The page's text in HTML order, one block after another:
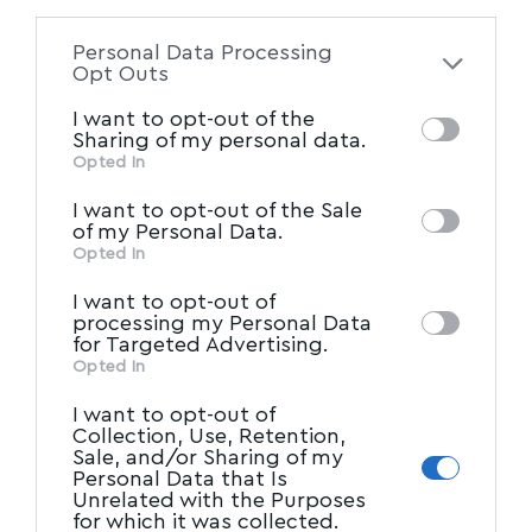
of the further disclosure of your personal
of downstream participants. This
information may also be disclosed by us to
Participantsthat may further disclose it to
other third parties.
Personal Data Processing
Opt Outs
I want to opt-out of the
Sharing of my personal data.
Opted In
I want to opt-out of the Sale
of my Personal Data.
Opted In
I want to opt-out of
processing my Personal Data
for Targeted Advertising.
Opted In
I want to opt-out of
Collection, Use, Retention,
Sale, and/or Sharing of my
Personal Data that Is
Unrelated with the Purposes
for which it was collected.
άτομα που χρήζουν ιατρικής βοήθειας
Ο Ιατρικός Σύλλογος Μαγνησίας λόγω της
παρούσας έκτακτης κατάστασης στην οποία
Newsroom 11/09/2023
ΤΟΠΙΚΑ ΝΕΑ